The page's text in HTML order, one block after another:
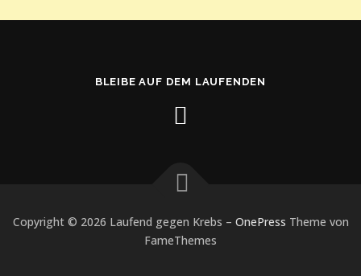
BLEIBE AUF DEM LAUFENDEN
Copyright © 2026 Laufend gegen Krebs – OnePress Theme von
FameThemes